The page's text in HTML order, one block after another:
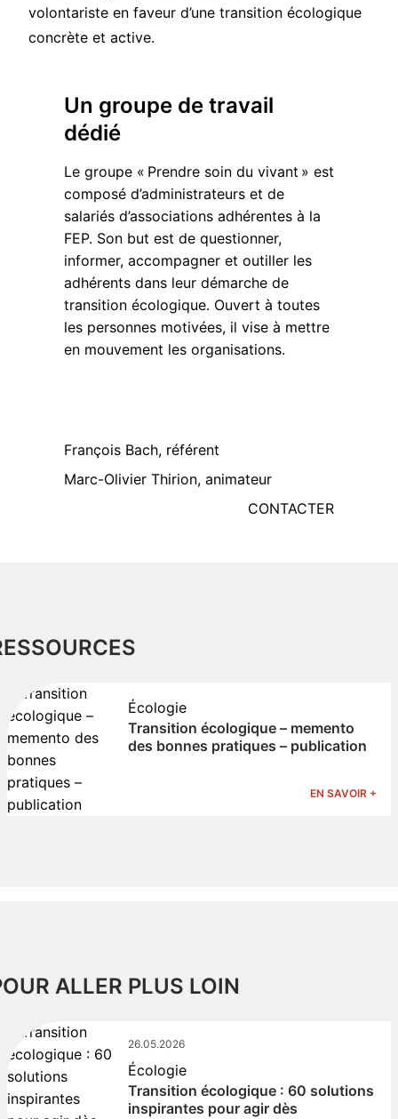
volontariste en faveur d’une transition écologique
concrète et active.
Un groupe de travail
dédié
Le groupe « Prendre soin du vivant » est
composé d’administrateurs et de
salariés d’associations adhérentes à la
FEP. Son but est de questionner,
informer, accompagner et outiller les
adhérents dans leur démarche de
transition écologique. Ouvert à toutes
les personnes motivées, il vise à mettre
en mouvement les organisations.
François Bach, référent
Marc-Olivier Thirion, animateur
CONTACTER
Écologie
Transition écologique – memento
des bonnes pratiques – publication
EN SAVOIR +
ALLER PLUS LOIN
26.05.2026
Écologie
Transition écologique : 60 solutions
inspirantes pour agir dès